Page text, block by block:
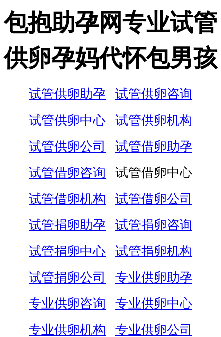
包抱助孕网专业试管
供卵孕妈代怀包男孩
试管供卵助孕
试管供卵咨询
试管供卵中心
试管供卵机构
试管供卵公司
试管借卵助孕
试管借卵咨询
试管借卵中心
试管借卵机构
试管借卵公司
试管捐卵助孕
试管捐卵咨询
试管捐卵中心
试管捐卵机构
试管捐卵公司
专业供卵助孕
专业供卵咨询
专业供卵中心
专业供卵机构
专业供卵公司